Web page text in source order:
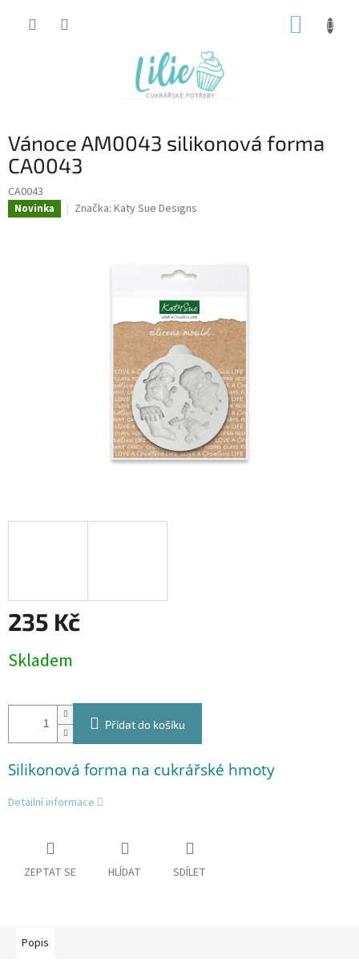
Vánoce AM0043 silikonová forma
CA0043
CA0043
Novinka Značka: Katy Sue Designs
235 Kč
cena:
Skladem
Přidat do košíku
Silikonová forma na cukrářské hmoty
Detailní informace
ZEPTAT SE HLÍDAT SDÍLET
Popis